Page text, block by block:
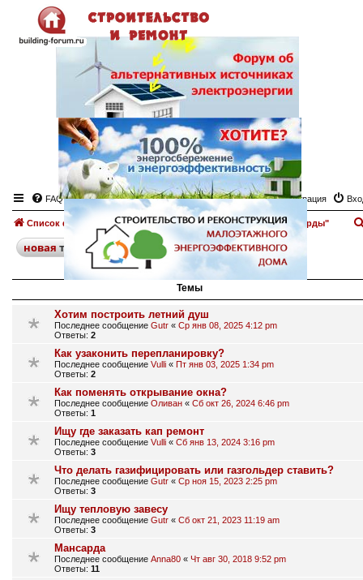
FAQ Регистрация
Список форумов Мансарда Форум "Строительство мансарды"
новаятема поискрасширенный
25 тем • Страница из
Темы
Хотим построить летний душ
Последнее сообщение Gutr « Ср янв 08, 2025 4:12 pm
Ответы: 2
Как узаконить перепланировку?
Последнее сообщение Vulli « Пт янв 03, 2025 1:34 pm
Ответы: 2
Как поменять открывание окна?
Последнее сообщение Оливан « Сб окт 26, 2024 6:46 pm
Ответы: 1
Ищу где заказать кап ремонт
Последнее сообщение Vulli « Сб янв 13, 2024 3:16 pm
Ответы: 3
Что делать газифицировать или газгольдер ставить?
Последнее сообщение Gutr « Ср ноя 15, 2023 2:25 pm
Ответы: 3
Ищу тепловую завесу
Последнее сообщение Gutr « Сб окт 21, 2023 11:19 am
Ответы: 3
Мансарда
Последнее сообщение Anna80 « Чт авг 30, 2018 9:52 pm
Ответы: 11